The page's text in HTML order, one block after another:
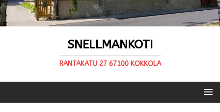
SNELLMANKOTI
RANTAKATU 27 67100 KOKKOLA